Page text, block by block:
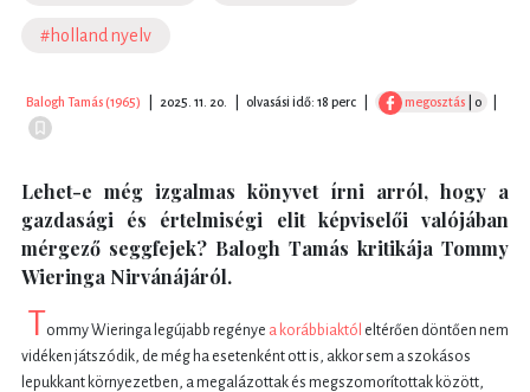
#holland nyelv
Balogh Tamás (1965) 2025. 11. 20. olvasási idő: 18 perc megosztás | 0
Lehet-e még izgalmas könyvet írni arról, hogy a
gazdasági és értelmiségi elit képviselői valójában
mérgező seggfejek? Balogh Tamás kritikája Tommy
Wieringa Nirvánájáról.
Tommy Wieringa legújabb regénye a korábbiaktól eltérően döntően nem
vidéken játszódik, de még ha esetenként ott is, akkor sem a szokásos
lepukkant környezetben, a megalázottak és megszomorítottak között,